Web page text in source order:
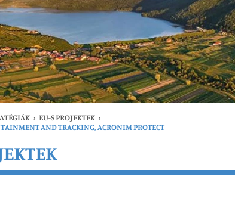
› EU-S PROJEKTEK ›
AND TRACKING, ACRONIM PROTECT